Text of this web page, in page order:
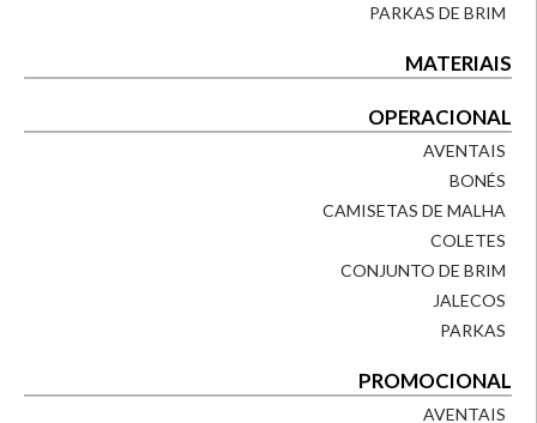
PARKAS DE BRIM
MATERIAIS
OPERACIONAL
AVENTAIS
BONÉS
CAMISETAS DE MALHA
COLETES
CONJUNTO DE BRIM
JALECOS
PARKAS
PROMOCIONAL
AVENTAIS